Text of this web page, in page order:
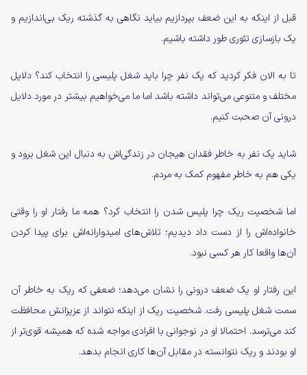
قبل از اینکه به این ضعف بپردازیم بیاید نگاهی به گذشته ریک بی‌اندازیم و
یک بازسازی تئوری طور داشته باشیم.
تا به الان فکر کردید که یک نفر چرا باید شغل پلیسی را انتخاب کند؟ دلایل
مختلف و متنوعی می‌تواند داشته باشد اما ما می‌خواهیم بیشتر در مورد دلایل
درونی آن صحبت کنیم.
شاید یک نفر به خاطر فقدان هیجان در زندگی‌اش به دنبال این شغل برود و
یکی هم به خاطر مفهوم کمک به مردم.
اما شخصیت ریک چرا پلیس شدن را انتخاب کرد؟ همه ما رفتار او را وقتی
خانواده‌اش را از دست داد دیدیم؛ تلاش‌های امیدوارانه‌اش برای پیدا کردن
آن‌ها واقعا کار هر کسی نبود.
این رفتار او یک ضعف درونی را نشان می‌دهد؛ ضعفی که ریک به خاطر آن
سمت شغل پلیسی رفت. شخصیت ریک از اینکه نتواند از عزیزانش محافظت
کند می‌ترسد. احتمالا او در نوجوانی با افرادی مواجه شده که همیشه قوی‌تر از
او بودند و ریک نتوانسته در مقابل آن‌ها کاری انجام بدهد.